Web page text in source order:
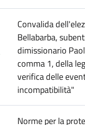
Convalida
Bellabarba,
dimissionario
comma 1, della
verifica delle
incompatibilità"
Norme per la